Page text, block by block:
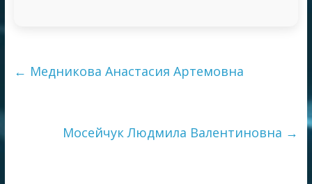
← Медникова Анастасия Артемовна
Мосейчук Людмила Валентиновна →